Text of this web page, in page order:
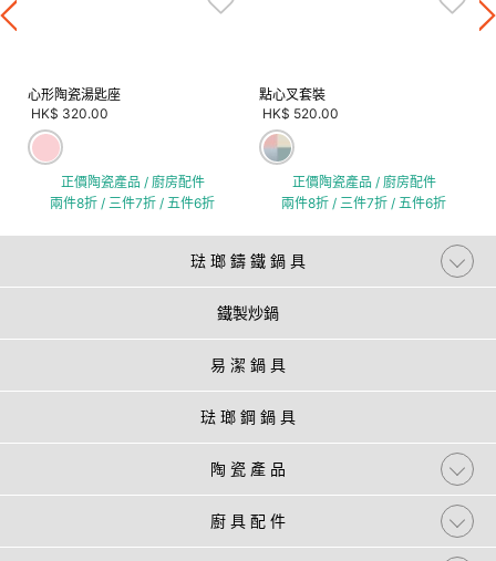
心形陶瓷湯匙座
HK$ 320.00
正價陶瓷產品 / 廚房配件
兩件8折 / 三件7折 / 五件6折
點心叉套裝
HK$ 520.00
正價陶瓷產品 / 廚房配件
兩件8折 / 三件7折 / 五件6折
琺 瑯 鑄 鐵 鍋 具
鐵製炒鍋
易 潔 鍋 具
琺 瑯 鋼 鍋 具
陶 瓷 產 品
廚 具 配 件